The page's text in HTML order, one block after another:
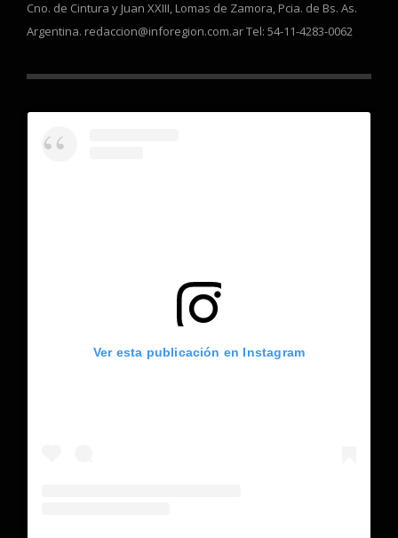
Cno. de Cintura y Juan XXIII, Lomas de Zamora, Pcia. de Bs. As.
Argentina. redaccion@inforegion.com.ar Tel: 54-11-4283-0062
Ver esta publicación en Instagram